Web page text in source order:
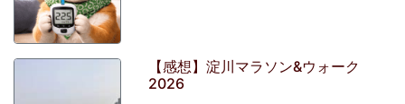
【感想】淀川マラソン&ウォーク
2026